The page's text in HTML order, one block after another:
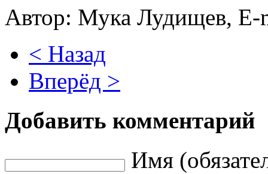
Автор: Мука Лудищев,
< Назад
Вперёд >
Добавить комментарий
Имя